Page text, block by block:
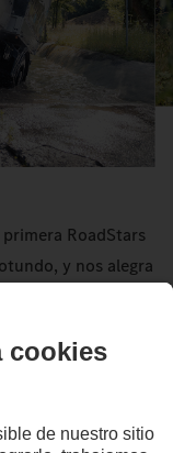
RoadStars
y nos alegra
de emociones
olvidaréis tan pronto.
eActros